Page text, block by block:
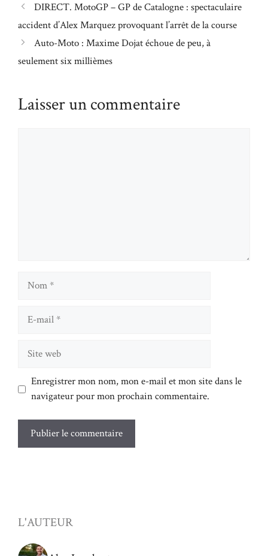
DIRECT. MotoGP – GP de Catalogne : spectaculaire
accident d’Alex Marquez provoquant l’arrêt de la course
Auto-Moto : Maxime Dojat échoue de peu, à
seulement six millièmes
Laisser un commentaire
Enregistrer mon nom, mon e-mail et mon site dans le
navigateur pour mon prochain commentaire.
L'AUTEUR